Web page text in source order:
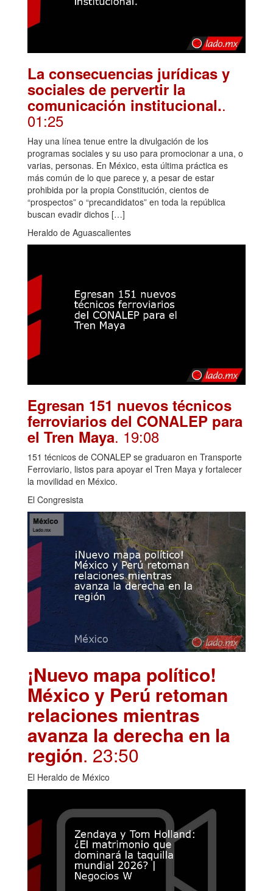
La consecuencias jurídicas y
sociales de pervertir la
comunicación institucional..
01:25
Hay una línea tenue entre la divulgación de los
programas sociales y su uso para promocionar a una, o
varias, personas. En México, esta última práctica es
más común de lo que parece y, a pesar de estar
prohibida por la propia Constitución, cientos de
“prospectos” o “precandidatos” en toda la república
buscan evadir dichos […]
Heraldo de Aguascalientes
Egresan 151 nuevos técnicos
ferroviarios del CONALEP para
el Tren Maya. 19:08
151 técnicos de CONALEP se graduaron en Transporte
Ferroviario, listos para apoyar el Tren Maya y fortalecer
la movilidad en México.
El Congresista
¡Nuevo mapa político!
México y Perú retoman
relaciones mientras
avanza la derecha en la
región. 23:50
El Heraldo de México